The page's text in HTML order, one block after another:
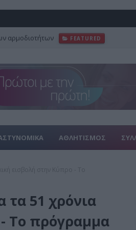
αρμοδιοτήτων FEATURED
ΑΘΛΗΤΙΣΜΟΣ
τα 51 χρόνια
Το πρόγραμμα